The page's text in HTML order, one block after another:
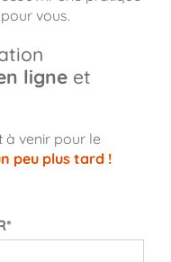
vous.
ligneet
à venir pour le
peu plus tard !